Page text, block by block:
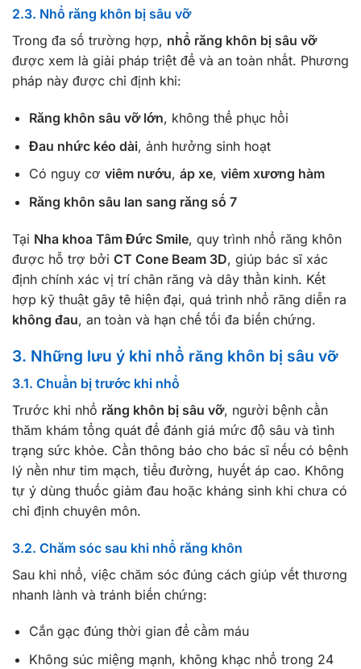
2.3. Nhổ răng khôn bị sâu vỡ
Trong đa số trường hợp, nhổ răng khôn bị sâu vỡ
được xem là giải pháp triệt để và an toàn nhất. Phương
pháp này được chỉ định khi:
Răng khôn sâu vỡ lớn, không thể phục hồi
Đau nhức kéo dài, ảnh hưởng sinh hoạt
Có nguy cơ viêm nướu, áp xe, viêm xương hàm
Răng khôn sâu lan sang răng số 7
Tại Nha khoa Tâm Đức Smile, quy trình nhổ răng khôn
được hỗ trợ bởi CT Cone Beam 3D, giúp bác sĩ xác
định chính xác vị trí chân răng và dây thần kinh. Kết
hợp kỹ thuật gây tê hiện đại, quá trình nhổ răng diễn ra
không đau, an toàn và hạn chế tối đa biến chứng.
3. Những lưu ý khi nhổ răng khôn bị sâu vỡ
3.1. Chuẩn bị trước khi nhổ
Trước khi nhổ răng khôn bị sâu vỡ, người bệnh cần
thăm khám tổng quát để đánh giá mức độ sâu và tình
trạng sức khỏe. Cần thông báo cho bác sĩ nếu có bệnh
lý nền như tim mạch, tiểu đường, huyết áp cao. Không
tự ý dùng thuốc giảm đau hoặc kháng sinh khi chưa có
chỉ định chuyên môn.
3.2. Chăm sóc sau khi nhổ răng khôn
Sau khi nhổ, việc chăm sóc đúng cách giúp vết thương
nhanh lành và tránh biến chứng:
Cắn gạc đúng thời gian để cầm máu
Không súc miệng mạnh, không khạc nhổ trong 24